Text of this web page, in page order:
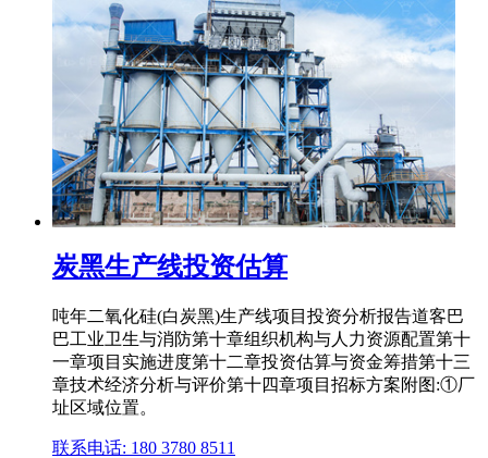
炭黑生产线投资估算
吨年二氧化硅(白炭黑)生产线项目投资分析报告道客巴
巴工业卫生与消防第十章组织机构与人力资源配置第十
一章项目实施进度第十二章投资估算与资金筹措第十三
章技术经济分析与评价第十四章项目招标方案附图:①厂
址区域位置。
联系电话: 180 3780 8511